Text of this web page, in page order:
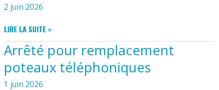
SON
2 juin 2026
ATELIER
ÉNERGIE
AFFICHE
LIRE LA SUITE »
Arrêté pour remplacement
poteaux téléphoniques
1 juin 2026